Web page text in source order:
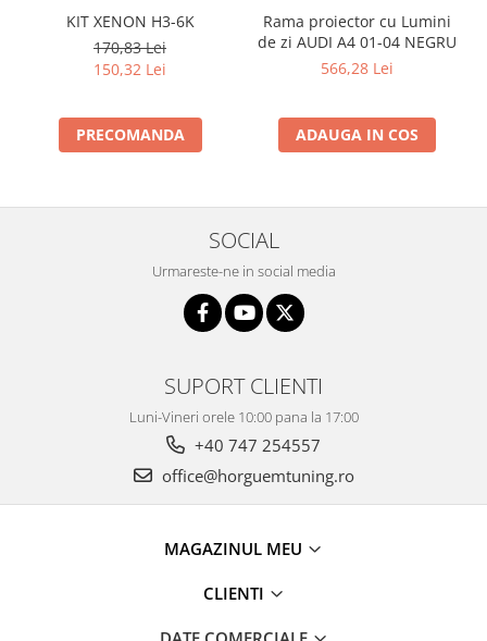
KIT XENON H3-6K
170,83 Lei
150,32 Lei
PRECOMANDA
Rama proiector cu Lumini
de zi AUDI A4 01-04 NEGRU
566,28 Lei
ADAUGA IN COS
SOCIAL
Urmareste-ne in social media
SUPORT CLIENTI
Luni-Vineri orele 10:00 pana la 17:00
+40 747 254557
office@horguemtuning.ro
MAGAZINUL MEU
CLIENTI